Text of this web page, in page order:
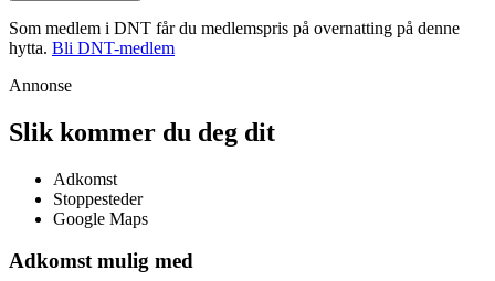
Som medlem i DNT får du medlemspris på overnatting på denne
hytta. Bli DNT-medlem
Annonse
Slik kommer du deg dit
Adkomst
Stoppesteder
Google Maps
Adkomst mulig med